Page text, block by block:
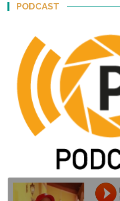
PODCAST